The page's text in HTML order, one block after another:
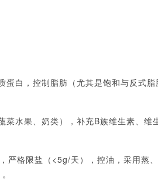
蛋白，控制脂肪（尤其是饱和与反式脂
菜水果、奶类），补充B族维生素、维
严格限盐（<5g/天），控油，采用蒸